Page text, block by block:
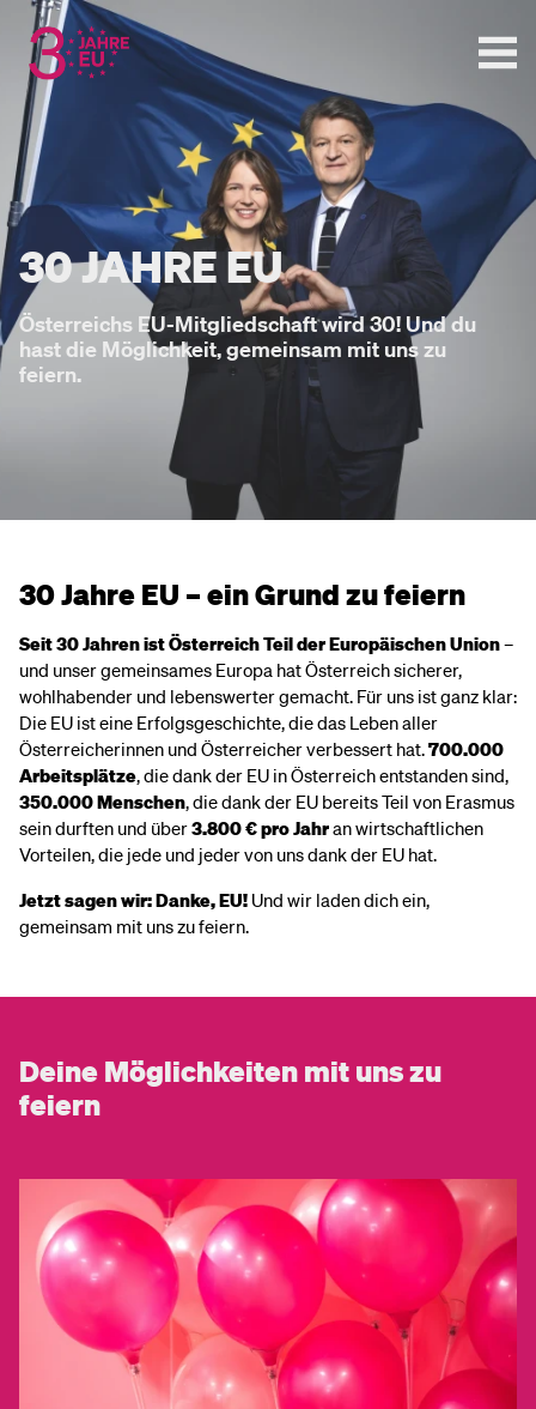
30 JAHRE EU
Österreichs EU-Mitgliedschaft wird 30! Und du
hast die Möglichkeit, gemeinsam mit uns zu
feiern.
30 Jahre EU – ein Grund zu feiern
Seit 30 Jahren ist Österreich Teil der Europäischen Union–
und unser gemeinsames Europa hat Österreich sicherer,
wohlhabender und lebenswerter gemacht. Für uns ist ganz klar:
Die EU ist eine Erfolgsgeschichte, die das Leben aller
Österreicherinnen und Österreicher verbessert hat.700.000
Arbeitsplätze, die dank der EU in Österreich entstanden sind,
350.000 Menschen, die dank der EU bereits Teil von Erasmus
sein durften und über3.800 € pro Jahran wirtschaftlichen
Vorteilen, die jede und jeder von uns dank der EU hat.
Jetzt sagen wir: Danke, EU! Und wir laden dich ein,
gemeinsam mit uns zu feiern.
Deine Möglichkeiten mit uns zu
feiern